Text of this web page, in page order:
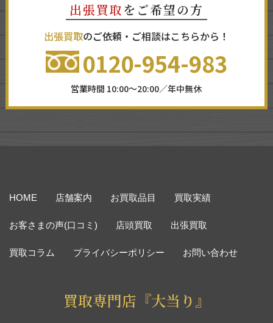
出張買取 をご希望の方
出張買取のご依頼・ご相談はこちらから！
0120-954-983
営業時間 10:00～20:00／年中無休
HOME 店舗案内 お買取品目 買取実績
お客さまの声(口コミ) 店頭買取 出張買取
買取コラム プライバシーポリシー お問い合わせ
買取専門店『大当り』